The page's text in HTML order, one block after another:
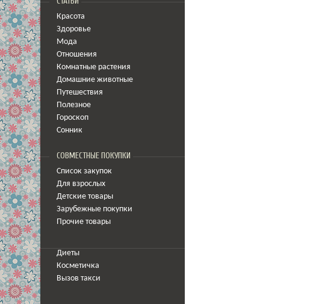
Красота
Здоровье
Мода
Отношения
Комнатные растения
Домашние животные
Путешествия
Полезное
Гороскоп
Сонник
СОВМЕСТНЫЕ ПОКУПКИ
Список закупок
Для взрослых
Детские товары
Зарубежные покупки
Прочие товары
Диеты
Косметичка
Вызов такси